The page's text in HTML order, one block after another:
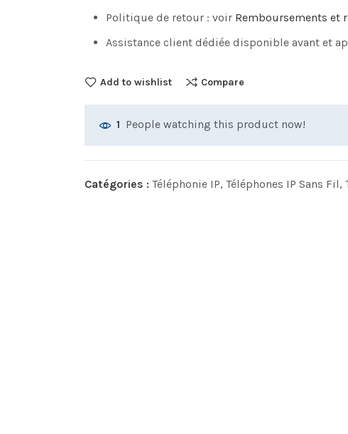
Politique de retour : voir Remboursements et
Assistance client dédiée disponible avant et
Add to wishlist Compare
1 People watching this product now!
Catégories : Téléphonie IP, Téléphones IP Sans Fil,